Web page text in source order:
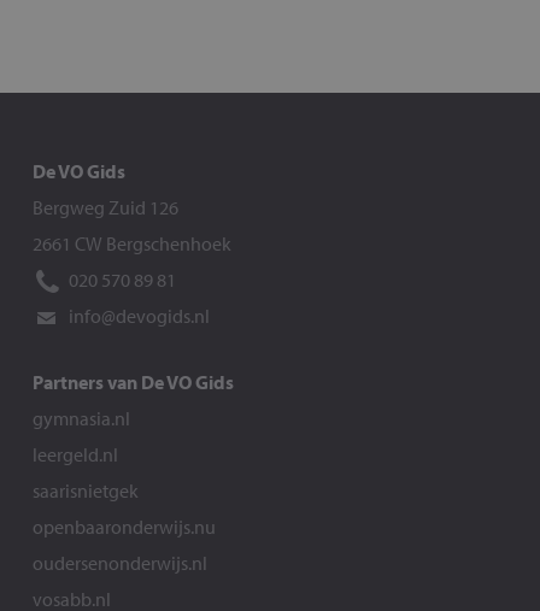
De VO Gids
Bergweg Zuid 126
2661 CW Bergschenhoek
020 570 89 81
info@devogids.nl
Partners van De VO Gids
gymnasia.nl
leergeld.nl
saarisnietgek
openbaaronderwijs.nu
oudersenonderwijs.nl
vosabb.nl